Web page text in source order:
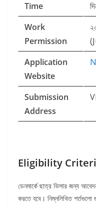
Time
Work
Permission
Application
Website
Submission
Address
Eligibility Criteria
ডেনমার্কে ছাত্র ভিসার জন্য
করতে হবে। নিম্নলিখিত শর্তগুলো